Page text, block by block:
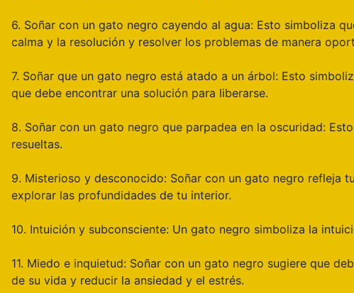
6. Soñar con un gato negro cayendo al agua: Esto simboliza
calma y la resolución y resolver los problemas de manera
7. Soñar que un gato negro está atado a un árbol: Esto
que debe encontrar una solución para liberarse.
8. Soñar con un gato negro que parpadea en la oscuridad:
resueltas.
9. Misterioso y desconocido: Soñar con un gato negro refleja
explorar las profundidades de tu interior.
10. Intuición y subconsciente: Un gato negro simboliza la
11. Miedo e inquietud: Soñar con un gato negro sugiere que
de su vida y reducir la ansiedad y el estrés.